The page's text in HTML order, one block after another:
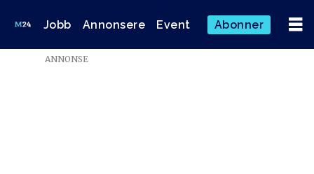
Jobb Annonsere Event Abonner
ANNONSE